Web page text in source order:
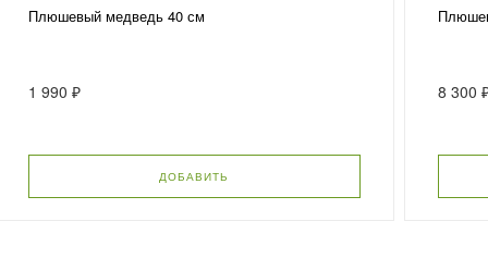
Плюшевый медведь 40 см
1 990 ₽
ДОБАВИТЬ
8 300